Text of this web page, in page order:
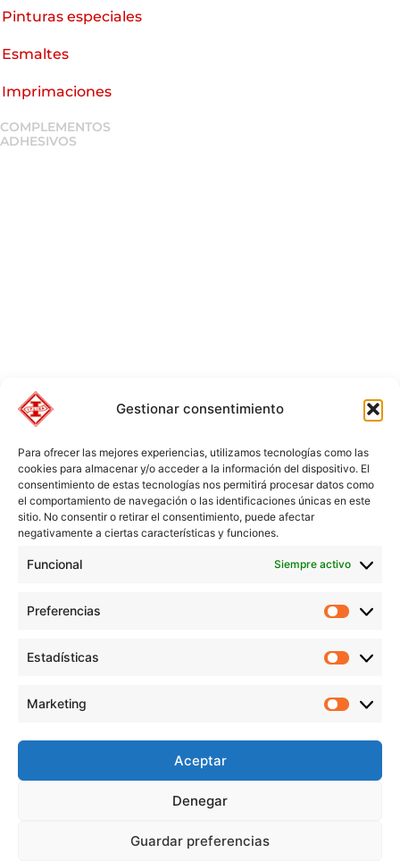
Gestionar consentimiento
Para ofrecer las mejores experiencias, utilizamos tecnologías como las
cookies para almacenar y/o acceder a la información del dispositivo. El
consentimiento de estas tecnologías nos permitirá procesar datos como
el comportamiento de navegación o las identificaciones únicas en este
sitio. No consentir o retirar el consentimiento, puede afectar
negativamente a ciertas características y funciones.
Funcional Siempre activo
Preferencias
Estadísticas
Marketing
Aceptar
Denegar
Guardar preferencias
Pinturas especiales
Esmaltes
Imprimaciones
COMPLEMENTOS
ADHESIVOS
derechos reservados |
Política de Privacidad|
Pago 100%